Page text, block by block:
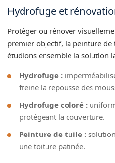
Hydrofuge et
Protéger ou rénover
premier objectif, la peinture de
étudions ensemble la solution
Hydrofuge :
freine la repousse des
Hydrofuge coloré :
protégeant la couverture.
Peinture de tuile :
une toiture patinée.